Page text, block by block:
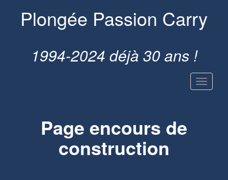
Plongée Passion Carry
1994-2024 déjà 30 ans !
Page encours de
construction